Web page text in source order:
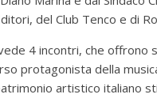
del Club Tenco e di
4 incontri, che offrono
protagonista della
artistico italiano